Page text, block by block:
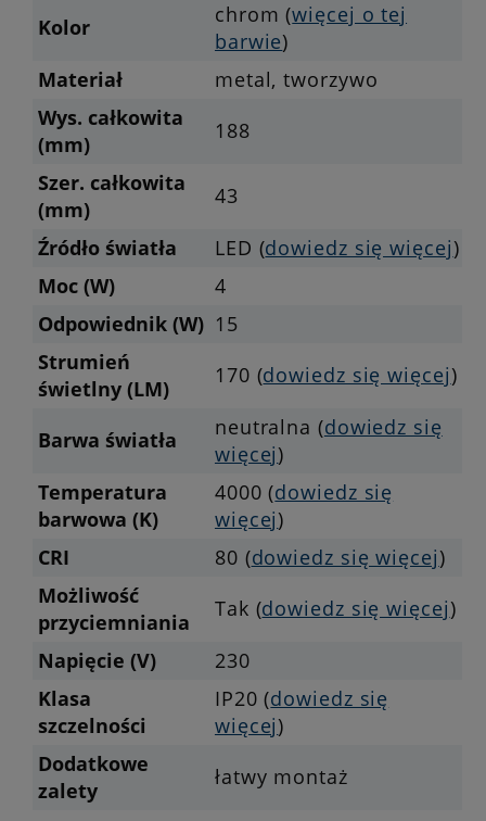
Kolor
chrom (więcej o tej
barwie)
Materiał
metal, tworzywo
Wys. całkowita
(mm)
188
Szer. całkowita
(mm)
43
Źródło światła
LED (dowiedz się więcej)
Moc (W)
4
Odpowiednik (W) 15
Strumień
świetlny (LM)
170 (dowiedz się więcej)
Barwa światła neutralna (dowiedz się
więcej)
Temperatura
barwowa (K)
4000 (dowiedz się
więcej)
CRI
80 (dowiedz się więcej)
Możliwość
przyciemniania
Tak (dowiedz się więcej)
Napięcie (V)
230
Klasa
szczelności
IP20 (dowiedz się
więcej)
Dodatkowe
zalety
łatwy montaż